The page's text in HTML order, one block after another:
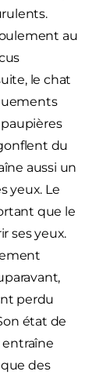
au
le chat
du
aussi un
yeux. Le
que le
ses yeux.
perdu
état de
entraîne
des